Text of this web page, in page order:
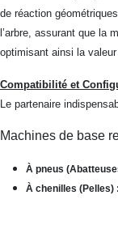
de réaction
l’arbre, assurant que la
optimisant ainsi la
Compatibilité et
Le partenaire
Machines de base
À pneus
À chenilles (Pelles) :